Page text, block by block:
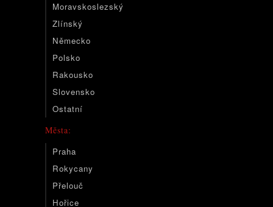
Moravskoslezský
Zlínský
Německo
Polsko
Rakousko
Slovensko
Ostatní
Města:
Praha
Rokycany
Přelouč
Hořice